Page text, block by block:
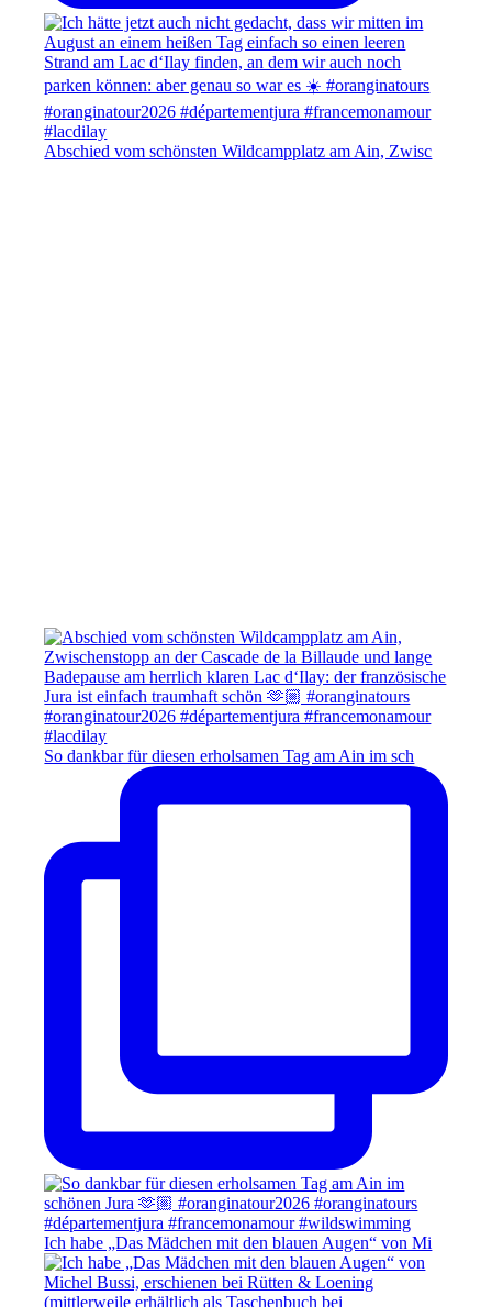
Abschied vom schönsten Wildcampplatz am Ain, Zwisc
So dankbar für diesen erholsamen Tag am Ain im sch
Ich habe „Das Mädchen mit den blauen Augen“ von Mi